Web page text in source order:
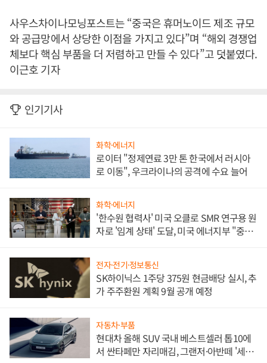
사우스차이나모닝포스트는 “중국은 휴머노이드 제조 규모
와 공급망에서 상당한 이점을 가지고 있다”며 “해외 경쟁업
체보다 핵심 부품을 더 저렴하고 만들 수 있다”고 덧붙였다.
이근호 기자
인기기사
화학·에너지
로이터 "정제연료 3만 톤 한국에서 러시아
로 이동", 우크라이나의 공격에 수요 늘어
화학·에너지
'한수원 협력사' 미국 오클로 SMR 연구용 원
자로 '임계 상태' 도달, 미국 에너지부 "중요
전자·전기·정보통신
SK하이닉스 1주당 375원 현금배당 실시, 추
가 주주환원 계획 9월 공개 예정
자동차·부품
현대차 올해 SUV 국내 베스트셀러 톱10에
서 싼타페만 자리매김, 그랜저·아반떼 '세단